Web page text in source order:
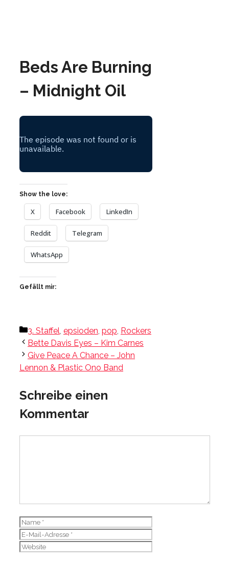
Beds Are Burning
– Midnight Oil
Show the love:
X Facebook LinkedIn
Reddit Telegram
WhatsApp
Gefällt mir:
Kategorien
3. Staffel, epsioden, pop, Rockers
Bette Davis Eyes – Kim Carnes
Give Peace A Chance – John
Lennon & Plastic Ono Band
Schreibe einen
Kommentar
Name
E-
Mail-
Website